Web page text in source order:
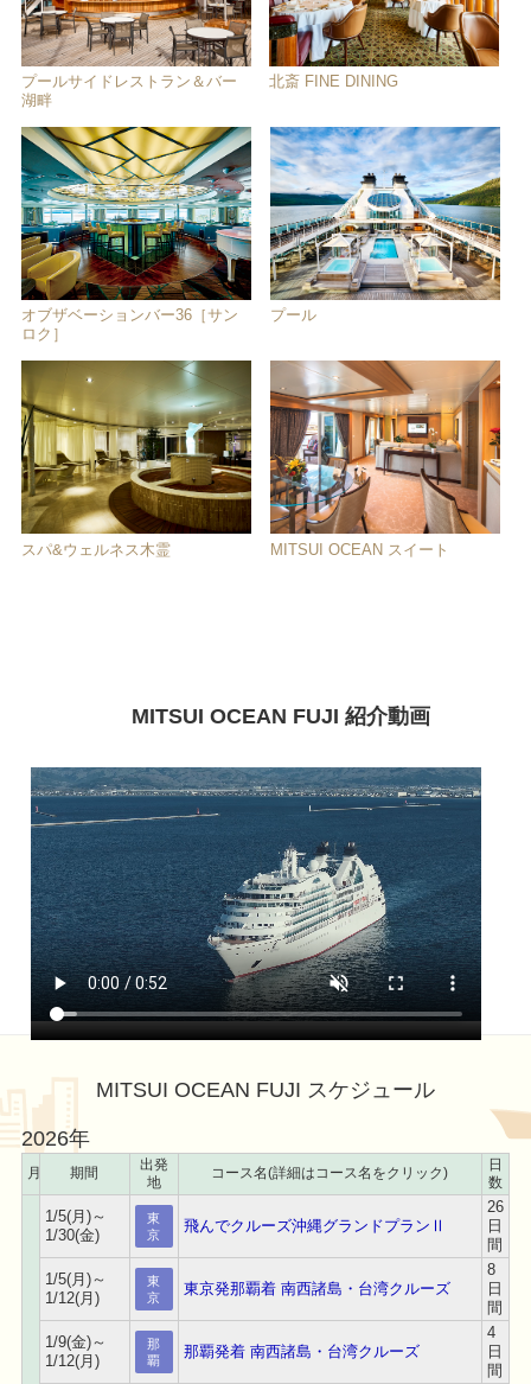
プールサイドレストラン＆バー
湖畔
北斎 FINE DINING
オブザベーションバー36［サン
ロク］
プール
スパ&ウェルネス木霊 MITSUI OCEAN スイート
MITSUI OCEAN FUJI 紹介動画
MITSUI OCEAN FUJI スケジュール
2026年
月 期間
出発
地
コース名(詳細はコース名をクリック)
日
数
1/5(月)～
1/30(金)
東
京
飛んでクルーズ沖縄グランドプランⅡ
26
日
間
1/5(月)～
1/12(月)
東
京
東京発那覇着 南西諸島・台湾クルーズ
8
日
間
1/9(金)～
1/12(月)
那
覇
那覇発着 南西諸島・台湾クルーズ
4
日
間